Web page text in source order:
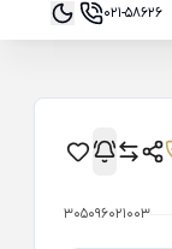
021-58626
305096021003